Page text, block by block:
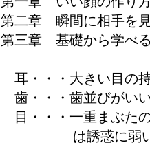
第二章 瞬間に相手を
第三章 基礎から学べ
耳・・・大きい目の
歯・・・歯並びがい
目・・・一重まぶた
は誘惑に弱い